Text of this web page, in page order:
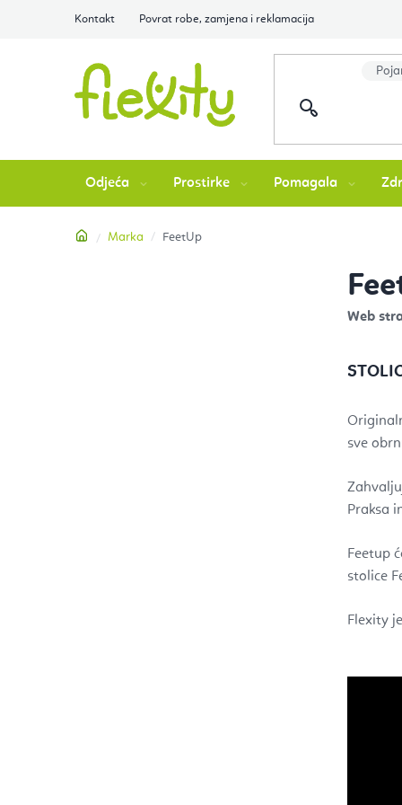
Kontakt Povrat robe, zamjena i reklamacija
Odjeća Prostirke Pomagala
Početna
Marka FeetUp
Web
sve
Praksa
Feetup
stolice
Flexity